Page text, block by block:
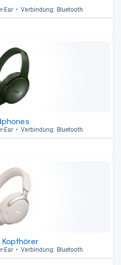
​Ear Ver­bin­dung: Blue­tooth
​Ear Ver­bin­dung: Blue­tooth
​Ear Ver­bin­dung: Blue­tooth